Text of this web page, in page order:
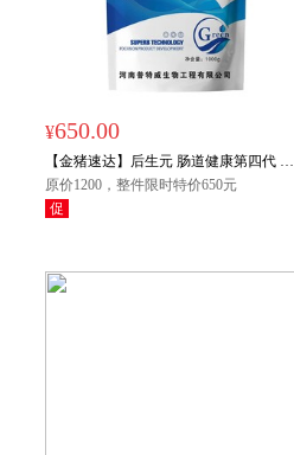
¥650.00
【金猪速达】后生元 肠道健康第四代 益
生菌 益生元 合生元 1000g/袋 拌料2000斤
原价1200，整件限时特价650元
促